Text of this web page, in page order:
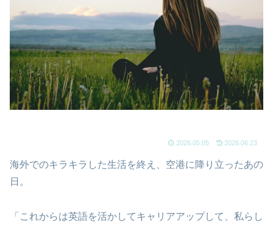
2026.05.05 2026.06.23
海外でのキラキラした生活を終え、空港に降り立ったあの
日。
「これからは英語を活かしてキャリアアップして、私らし